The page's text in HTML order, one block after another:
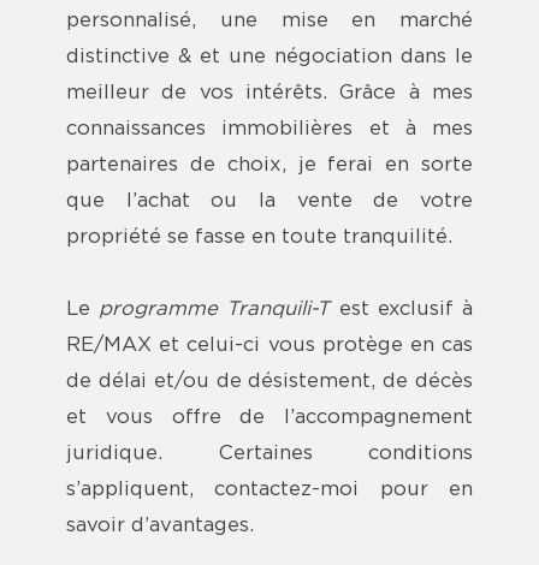
personnalisé, une mise en marché
distinctive & et une négociation dans le
meilleur de vos intérêts. Grâce à mes
connaissances immobilières et à mes
partenaires de choix, je ferai en sorte
que l’achat ou la vente de votre
propriété se fasse en toute tranquilité.
Le programme Tranquili-Test exclusif à
RE/MAX et celui-ci vous protège en cas
de délai et/ou de désistement, de décès
et vous offre de l’accompagnement
juridique. Certaines conditions
s’appliquent, contactez-moi pour en
savoir d’avantages.